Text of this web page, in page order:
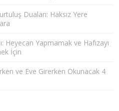
Duaları: Haksız Yere
Heyecan Yapmamak ve Hafızayı
İçin
ve Eve Girerken Okunacak 4